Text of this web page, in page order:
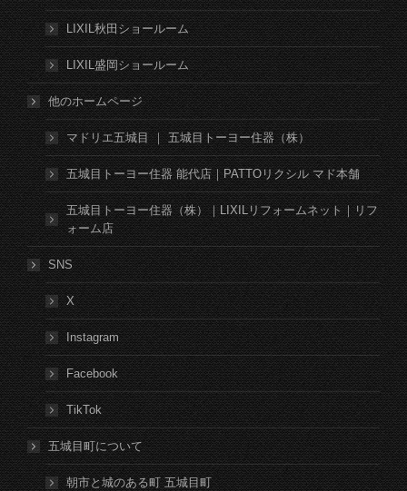
LIXIL秋田ショールーム
LIXIL盛岡ショールーム
他のホームページ
マドリエ五城目 ｜ 五城目トーヨー住器（株）
五城目トーヨー住器 能代店｜PATTOリクシル マド本舗
五城目トーヨー住器（株）｜LIXILリフォームネット｜リフ
ォーム店
SNS
X
Instagram
Facebook
TikTok
五城目町について
朝市と城のある町 五城目町